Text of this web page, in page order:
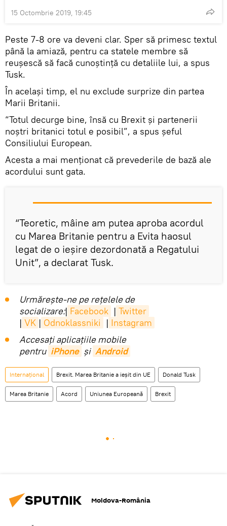
15 Octombrie 2019, 19:45
Peste 7-8 ore va deveni clar. Sper să primesc textul
până la amiază, pentru ca statele membre să
reușescă să facă cunoștință cu detaliile lui, a spus
Tusk.
În același timp, el nu exclude surprize din partea
Marii Britanii.
“Totul decurge bine, însă cu Brexit și partenerii
noștri britanici totul e posibil”, a spus șeful
Consiliului European.
Acesta a mai menționat că prevederile de bază ale
acordului sunt gata.
“Teoretic, mâine am putea aproba acordul
cu Marea Britanie pentru a Evita haosul
legat de o ieșire dezordonată a Regatului
Unit”, a declarat Tusk.
Urmărește-ne pe rețelele de
socializare:| Facebook | Twitter
| VK | Odnoklassniki | Instagram
Accesaţi aplicaţiile mobile
pentru iPhone și Android
Internaţional Brexit. Marea Britanie a ieșit din UE Donald Tusk
Marea Britanie Acord Uniunea Europeană Brexit
Moldova-România